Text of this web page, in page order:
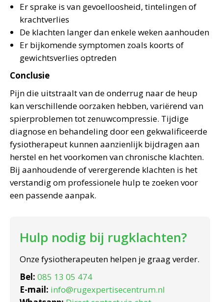
Er sprake is van gevoelloosheid, tintelingen of
krachtverlies
De klachten langer dan enkele weken aanhouden
Er bijkomende symptomen zoals koorts of
gewichtsverlies optreden
Conclusie
Pijn die uitstraalt van de onderrug naar de heup
kan verschillende oorzaken hebben, variërend van
spierproblemen tot zenuwcompressie. Tijdige
diagnose en behandeling door een gekwalificeerde
fysiotherapeut kunnen aanzienlijk bijdragen aan
herstel en het voorkomen van chronische klachten.
Bij aanhoudende of verergerende klachten is het
verstandig om professionele hulp te zoeken voor
een passende aanpak.
Hulp nodig bij rugklachten?
Onze fysiotherapeuten helpen je graag verder.
Bel: 085 13 05 474
E-mail: info@rugexpertisecentrum.nl